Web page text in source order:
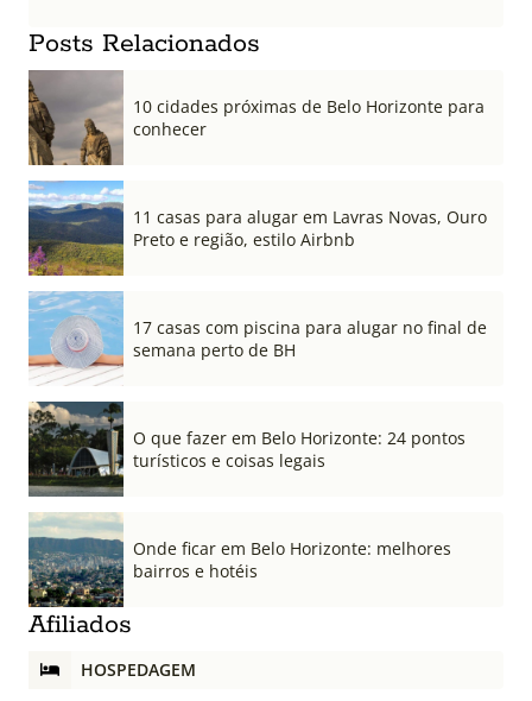
Posts Relacionados
10 cidades próximas de Belo Horizonte para
conhecer
11 casas para alugar em Lavras Novas, Ouro
Preto e região, estilo Airbnb
17 casas com piscina para alugar no final de
semana perto de BH
O que fazer em Belo Horizonte: 24 pontos
turísticos e coisas legais
Onde ficar em Belo Horizonte: melhores
bairros e hotéis
Afiliados
HOSPEDAGEM